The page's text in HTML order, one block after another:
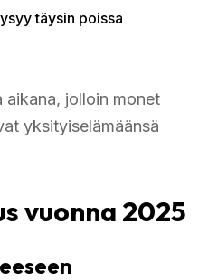
täysin poissa
aikana, jolloin monet
yksityiselämäänsä
vuonna 2025